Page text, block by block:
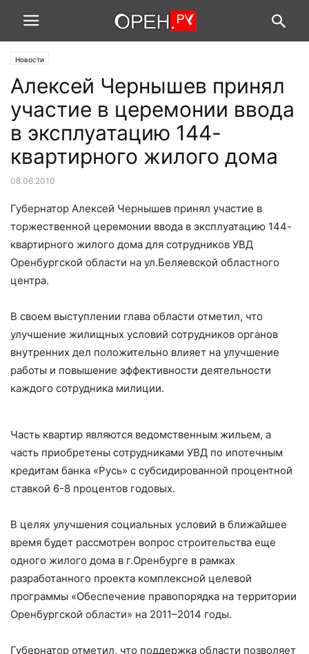
Новости
Алексей Чернышев принял
участие в церемонии ввода
в эксплуатацию 144-
квартирного жилого дома
08.06.2010
Губернатор Алексей Чернышев принял участие в
торжественной церемонии ввода в эксплуатацию 144-
квартирного жилого дома для сотрудников УВД
Оренбургской области на ул.Беляевской областного
центра.
В своем выступлении глава области отметил, что
улучшение жилищных условий сотрудников органов
внутренних дел положительно влияет на улучшение
работы и повышение эффективности деятельности
каждого сотрудника милиции.
Часть квартир являются ведомственным жильем, а
часть приобретены сотрудниками УВД по ипотечным
кредитам банка «Русь» с субсидированной процентной
ставкой 6-8 процентов годовых.
В целях улучшения социальных условий в ближайшее
время будет рассмотрен вопрос строительства еще
одного жилого дома в г.Оренбурге в рамках
разработанного проекта комплексной целевой
программы «Обеспечение правопорядка на территории
Оренбургской области» на 2011–2014 годы.
Губернатор отметил, что поддержка области позволяет